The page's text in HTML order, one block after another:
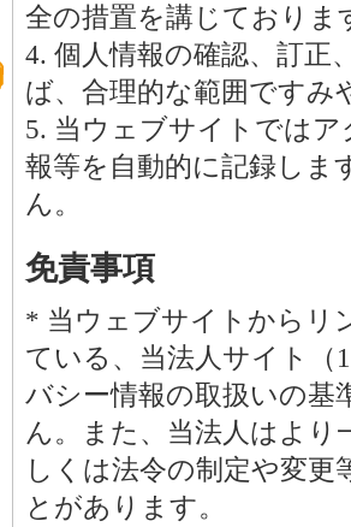
全の措置を講じておりま
4. 個人情報の確認、訂正
ば、合理的な範囲です
5. 当ウェブサイトでは
報等を自動的に記録しま
ん。
免責事項
* 当ウェブサイトからリ
ている、当法人サイト（
バシー情報の取扱いの基
ん。また、当法人はよ
しくは法令の制定や変
とがあります。